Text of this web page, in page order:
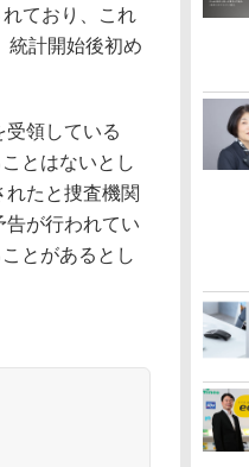
ており、これ
統計開始後初め
領している
とはないとし
たと捜査機関
が行われてい
とがあるとし